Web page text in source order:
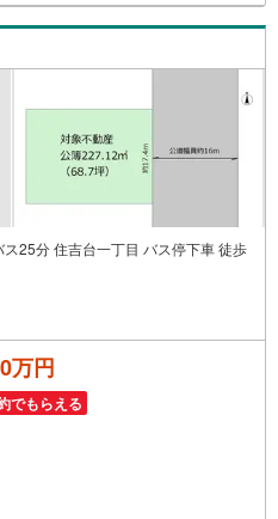
す！お気軽にお電話下さい！・来
ご相談、資料請求も大歓迎です
安心してお問い合わせください
25分 住吉台一丁目 バス停下車 徒歩
万円
でもらえる